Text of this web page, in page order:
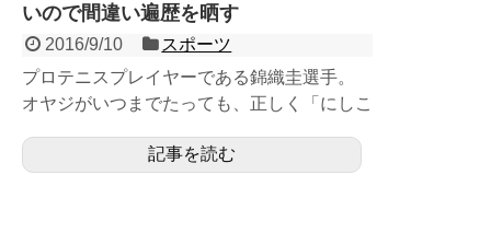
いので間違い遍歴を晒す
2016/9/10
スポーツ
プロテニスプレイヤーである錦織圭選手。
オヤジがいつまでたっても、正しく「にしこ
記事を読む